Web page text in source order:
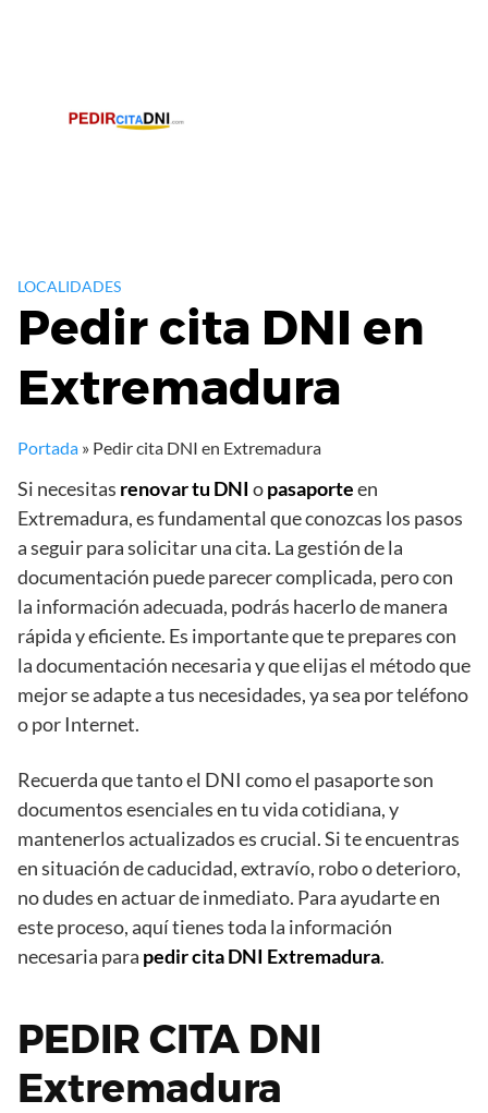
LOCALIDADES
Pedir cita DNI en
Extremadura
Portada » Pedir cita DNI en Extremadura
Si necesitas renovar tu DNI opasaporteen
Extremadura, es fundamental que conozcas los pasos
a seguir para solicitar una cita. La gestión de la
documentación puede parecer complicada, pero con
la información adecuada, podrás hacerlo de manera
rápida y eficiente. Es importante que te prepares con
la documentación necesaria y que elijas el método que
mejor se adapte a tus necesidades, ya sea por teléfono
o por Internet.
Recuerda que tanto el DNI como el pasaporte son
documentos esenciales en tu vida cotidiana, y
mantenerlos actualizados es crucial. Si te encuentras
en situación de caducidad, extravío, robo o deterioro,
no dudes en actuar de inmediato. Para ayudarte en
este proceso, aquí tienes toda la información
necesaria para pedir cita DNI Extremadura.
PEDIR CITA DNI
Extremadura